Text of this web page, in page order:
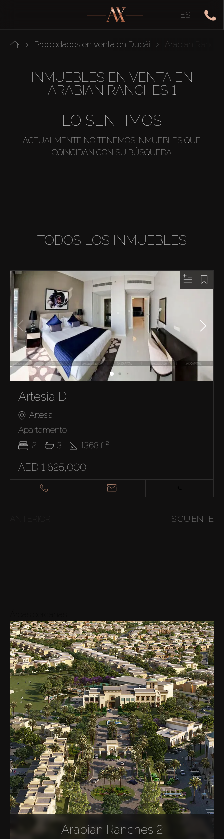
ES
Propiedades en venta en Dubái Arabian
INMUEBLES EN VENTA EN
ARABIAN RANCHES 1
LO SENTIMOS
ACTUALMENTE NO TENEMOS INMUEBLES QUE
COINCIDAN CON SU BÚSQUEDA
TODOS LOS INMUEBLES
Artesia D
Artesia
Apartamento
2
3 1368 ft²
AED 1,625,000
SIGUIENTE
Arabian Ranches 2